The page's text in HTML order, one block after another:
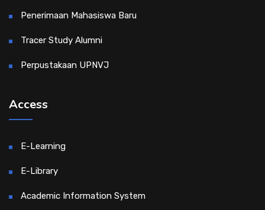
Penerimaan Mahasiswa Baru
Tracer Study Alumni
Perpustakaan UPNVJ
Access
E-Learning
E-Library
Academic Information System